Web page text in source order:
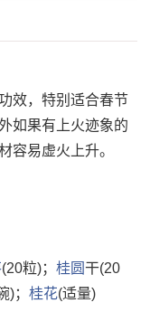
效，特别适合春节
如果有上火迹象的
容易虚火上升。
(20粒)； 桂圆干(20
)； 桂花(适量)